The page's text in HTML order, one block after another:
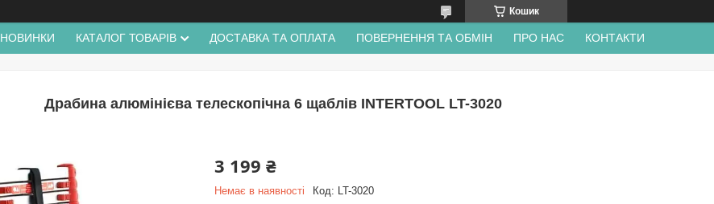
Кошик
НОВИНКИ КАТАЛОГ ТОВАРІВ ДОСТАВКА ТА ОПЛАТА ПОВЕРНЕННЯ ТА ОБМІН ПРО НАС КОНТАКТИ
Драбина алюмінієва телескопічна 6 щаблів INTERTOOL LT-3020
3 199 ₴
Немає в наявності Код: LT-3020